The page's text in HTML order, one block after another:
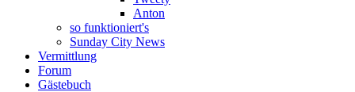
Anton
so funktioniert's
Sunday City News
Vermittlung
Forum
Gästebuch